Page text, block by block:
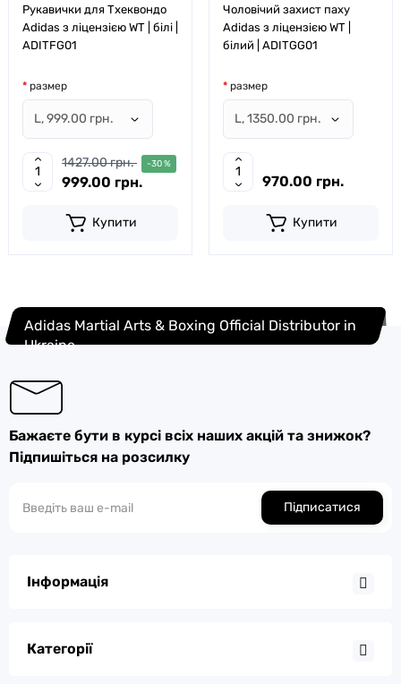
Рукавички для Тхеквондо
Adidas з ліцензією WT | білі |
ADITFG01
размер
1427.00 грн. -30 %
999.00 грн.
Купити
Чоловічий захист паху
Adidas з ліцензією WT |
білий | ADITGG01
размер
970.00 грн.
Купити
Adidas Martial Arts & Boxing Official Distributor in
Ukraine
Бажаєте бути в курсі всіх наших акцій та знижок?
Підпишіться на розсилку
Підписатися
Інформація
Категорії